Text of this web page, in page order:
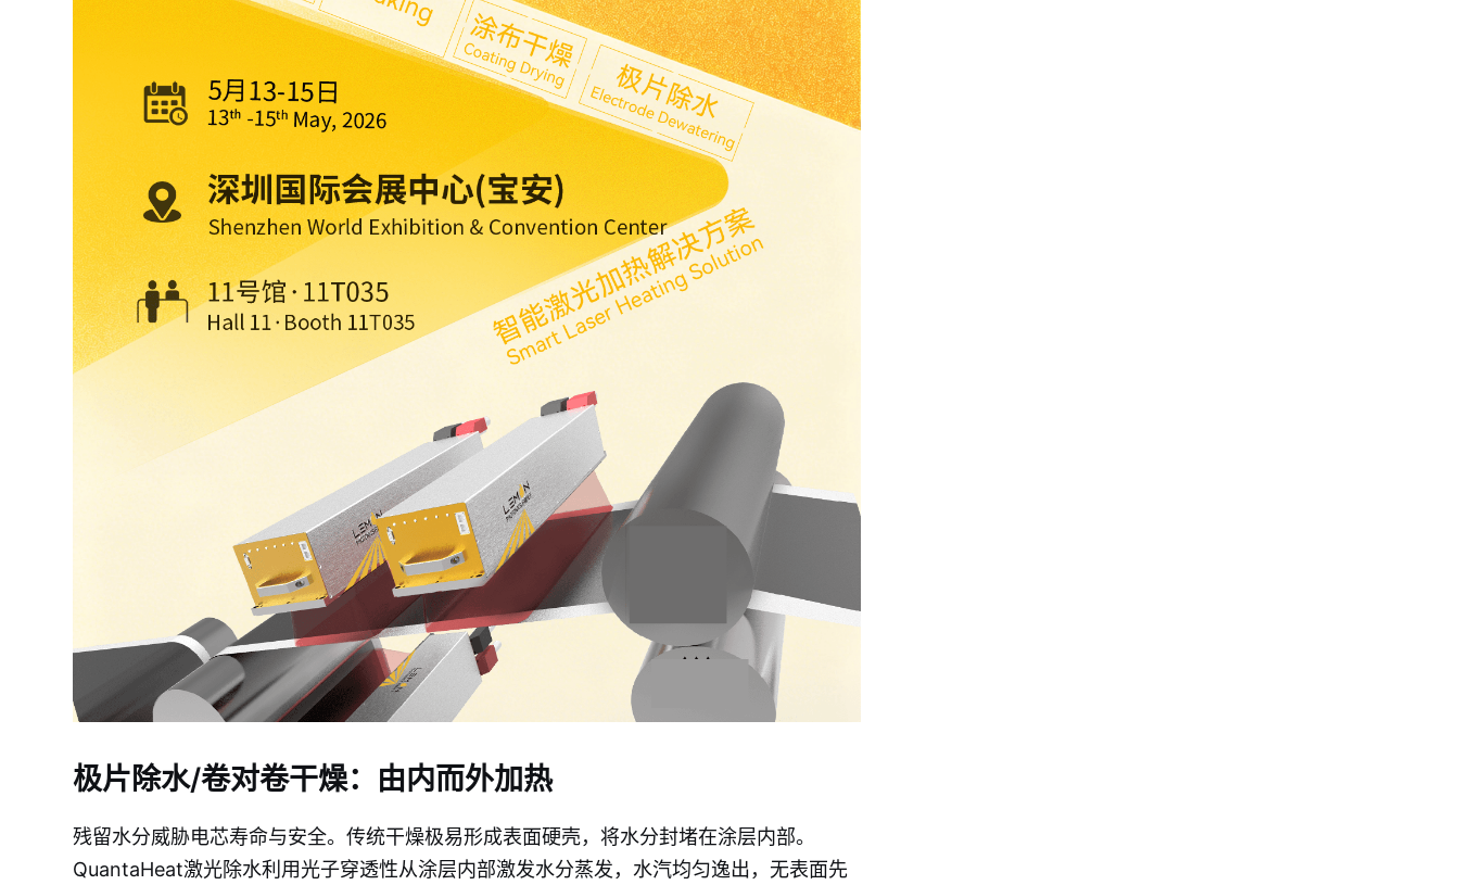
极片除水/卷对卷干燥：由内而外加热
残留水分威胁电芯寿命与安全。传统干燥极易形成表面硬壳，将水分封堵在涂层内部。
QuantaHeat激光除水利用光子穿透性从涂层内部激发水分蒸发，水汽均匀逸出，无表面先